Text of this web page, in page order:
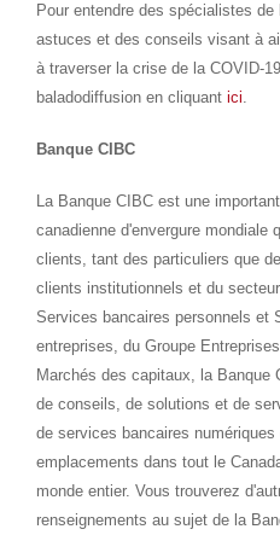
Pour entendre des spécialistes
astuces et des conseils visant à
à traverser la crise de la COVID-
baladodiffusion en cliquantici.
Banque CIBC
La Banque CIBC est une
canadienne d'envergure mondiale
clients, tant des particuliers que
clients institutionnels et du
Services bancaires personnels et
entreprises, du Groupe
Marchés des capitaux, la Banque
de conseils, de solutions et de
de services bancaires
emplacements dans tout le
monde entier. Vous trouverez
renseignements au sujet de la